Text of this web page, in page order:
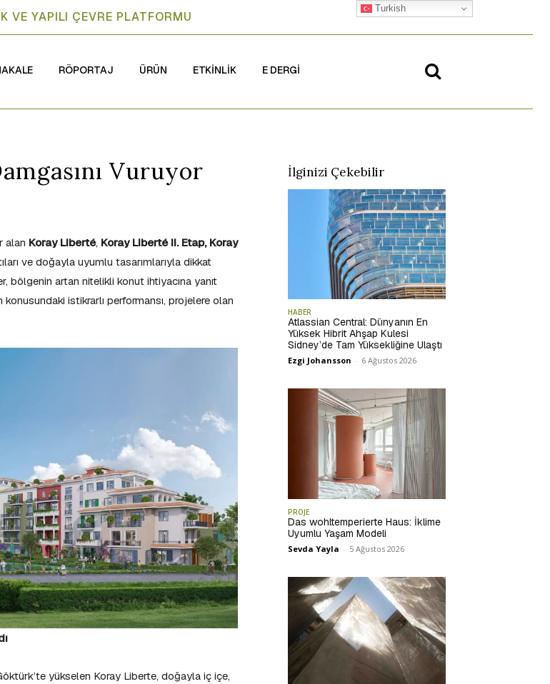
VE YAPILI ÇEVRE PLATFORMU
RÖPORTAJ ÜRÜN ETKİNLİK E DERGİ
Vuruyor
alan Koray Liberté, Koray Liberté II. Etap,Koray
ve doğayla uyumlu tasarımlarıyla dikkat
bölgenin artan nitelikli konut ihtiyacına yanıt
istikrarlı performansı, projelere olan
yükselen Koray Liberte, doğayla iç içe,
İlginizi Çekebilir
HABER
Atlassian Central: Dünyanın En
Yüksek Hibrit Ahşap Kulesi
Sidney’de Tam Yüksekliğine Ulaştı
Ezgi Johansson - 6 Ağustos 2026
PROJE
Das wohltemperierte Haus: İklime
Uyumlu Yaşam Modeli
Sevda Yayla - 5 Ağustos 2026
Turkish